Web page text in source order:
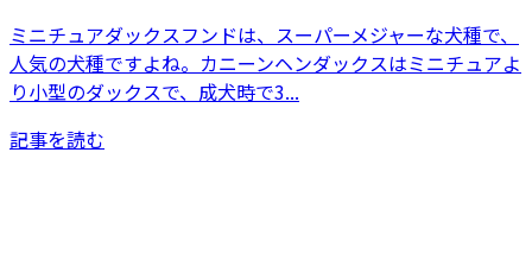
ミニチュアダックスフンドは、スーパーメジャーな犬種で、
人気の犬種ですよね。カニーンヘンダックスはミニチュアよ
り小型のダックスで、成犬時で3...
記事を読む